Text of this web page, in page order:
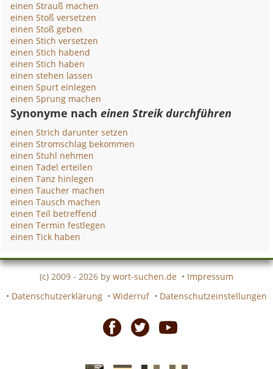
einen Strauß machen
einen Stoß versetzen
einen Stoß geben
einen Stich versetzen
einen Stich habend
einen Stich haben
einen stehen lassen
einen Spurt einlegen
einen Sprung machen
Synonyme nacheinen Streik durchführen
einen Strich darunter setzen
einen Stromschlag bekommen
einen Stuhl nehmen
einen Tadel erteilen
einen Tanz hinlegen
einen Taucher machen
einen Tausch machen
einen Teil betreffend
einen Termin festlegen
einen Tick haben
(c) 2009 - 2026 by wort-suchen.de • Impressum
• Datenschutzerklärung • Widerruf • Datenschutzeinstellungen